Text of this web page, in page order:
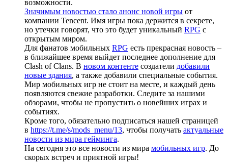
возможности.
Значимым новостью стало анонс новой игры от
компании Tencent. Имя игры пока держится в секрете,
но утечки говорят, что это будет уникальный RPG с
открытым миром.
Для фанатов мобильных RPG есть прекрасная новость –
в ближайшее время выйдет последнее дополнение для
Clash of Clans. В новом контенте создатели добавили
новые здания, а также добавили специальные события.
Мир мобильных игр не стоит на месте, и каждый день
появляются свежие разработки. Следите за нашими
обзорами, чтобы не пропустить о новейших играх и
событиях.
Кроме того, обязательно подписаться нашей страницей
в https://t.me/s/mods_menu/13, чтобы получать актуальные
новости из мира гейминга.
На сегодня это все новости из мира мобильных игр. До
скорых встреч и приятной игры!